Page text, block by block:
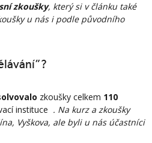
zkoušky, který si v článku také
u nás i podle původního
zkoušky celkem 110
instituce . Na kurz a zkoušky
Vyškova, ale byli u nás účastníci